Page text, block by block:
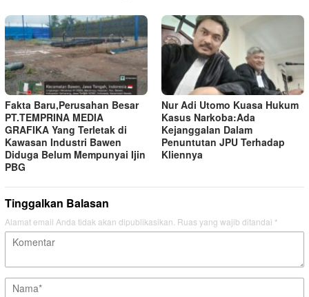
Fakta Baru,Perusahan Besar
PT.TEMPRINA MEDIA
GRAFIKA Yang Terletak di
Kawasan Industri Bawen
Diduga Belum Mempunyai Ijin
PBG
Nur Adi Utomo Kuasa Hukum
Kasus Narkoba:Ada
Kejanggalan Dalam
Penuntutan JPU Terhadap
Kliennya
Tinggalkan Balasan
Alamat email Anda tidak akan dipublikasikan. Ruas yang wajib ditandai *